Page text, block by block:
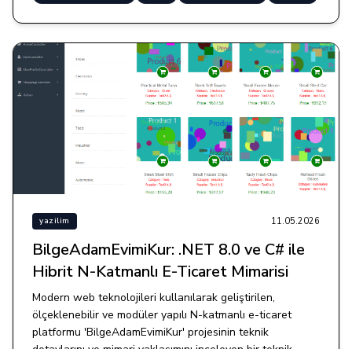
yazilim 11.05.2026
BilgeAdamEvimiKur: .NET 8.0 ve C# ile
Hibrit N-Katmanlı E-Ticaret Mimarisi
Modern web teknolojileri kullanılarak geliştirilen,
ölçeklenebilir ve modüler yapılı N-katmanlı e-ticaret
platformu 'BilgeAdamEvimiKur' projesinin teknik